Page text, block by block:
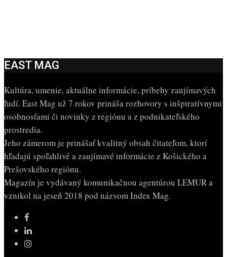
EAST MAG
Kultúra, umenie, aktuálne informácie, príbehy zaujímavých
ľudí. East Mag už 7 rokov prináša rozhovory s inšpiratívnymi
osobnosťami či novinky z regiónu a z podnikateľského
prostredia.
Jeho zámerom je prinášať kvalitný obsah čitateľom, ktorí
hľadajú spoľahlivé a zaujímavé informácie z Košického a
Prešovského regiónu.
Magazín je vydávaný komunikačnou agentúrou LEMUR a
vznikol na jeseň 2018 pod názvom Index Mag.